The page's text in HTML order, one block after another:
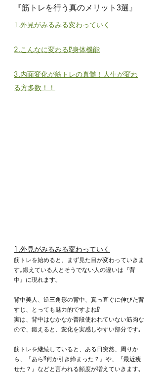
『筋トレを行う真のメリット3選』
1.外見がみるみる変わっていく
2.こんなに変わる⁉︎身体機能
3.内面変化が筋トレの真髄！人生が変わ
る方多数！！
1.外見がみるみる変わっていく
筋トレを始めると、まず見た目が変わっていきま
す｡鍛えている人とそうでない人の違いは『背
中』に現れます｡
背中美人、逆三角形の背中、真っ直ぐに伸びた背
すじ、とっても魅力的ですよね⁉︎
実は、背中はなかなか普段使われていない筋肉な
ので、鍛えると、変化を実感しやすい部分です｡
筋トレを継続していると、ある日突然、周りか
ら、『あら⁉︎何か引き締まった？』や、『最近痩
せた？』などと言われる頻度が増えていきます｡